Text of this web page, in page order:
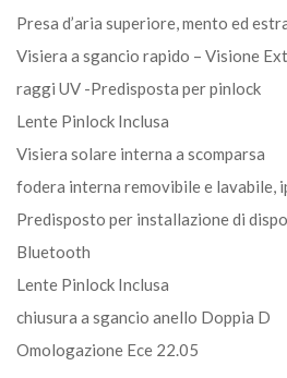
Presa d’aria superiore, mento ed
Visiera a sgancio rapido – Visione
raggi UV -Predisposta per pinlock
Lente Pinlock Inclusa
Visiera solare interna a scomparsa
fodera interna removibile e lavabile,
Predisposto per installazione di
Bluetooth
Lente Pinlock Inclusa
chiusura a sgancio anello Doppia D
Omologazione Ece 22.05